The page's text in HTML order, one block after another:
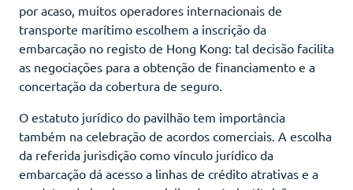
por acaso, muitos operadores internacionais de
transporte marítimo escolhem a inscrição da
embarcação no registo de Hong Kong: tal decisão facilita
as negociações para a obtenção de financiamento e a
concertação da cobertura de seguro.
O estatuto jurídico do pavilhão tem importância
também na celebração de acordos comerciais. A escolha
da referida jurisdição como vínculo jurídico da
embarcação dá acesso a linhas de crédito atrativas e a